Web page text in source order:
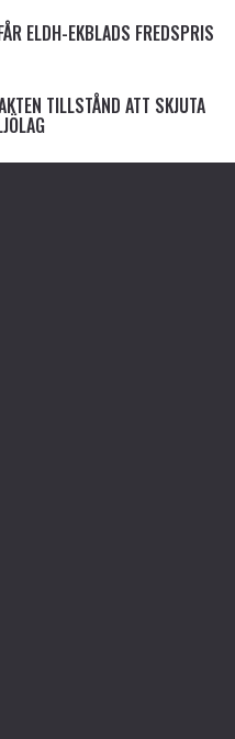
ELDH-EKBLADS FREDSPRIS
TILLSTÅND ATT SKJUTA